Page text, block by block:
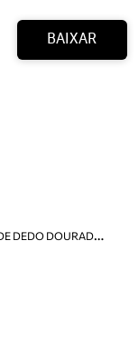
BAIXAR
C
HINELO DE DEDO DOURADO EASY PEDRARIA